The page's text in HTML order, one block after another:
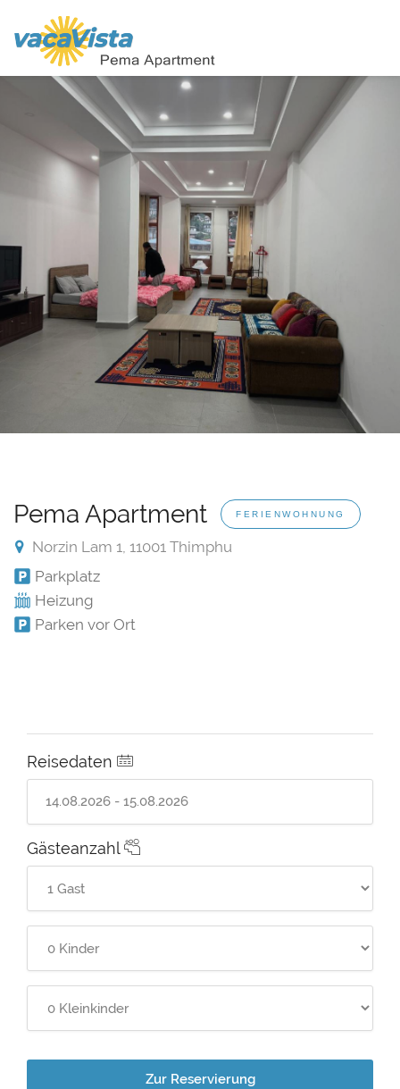
Pema Apartment FERIENWOHNUNG
Norzin Lam 1, 11001 Thimphu
Parkplatz
Heizung
Parken vor Ort
Reisedaten
Gästeanzahl
Zur Reservierung